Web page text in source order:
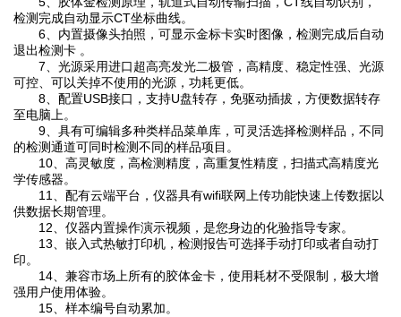
检测完成自动显示CT坐标曲线。
6、内置摄像头拍照，可显示金标卡实时图像，检测完成后自动
退出检测卡 。
7、光源采用进口超高亮发光二极管，高精度、稳定性强、光源
可控、可以关掉不使用的光源，功耗更低。
8、配置USB接口，支持U盘转存，免驱动插拔，方便数据转存
至电脑上。
9、具有可编辑多种类样品菜单库，可灵活选择检测样品，不同
的检测通道可同时检测不同的样品项目。
10、高灵敏度，高检测精度，高重复性精度，扫描式高精度光
学传感器。
11、配有云端平台，仪器具有wifi联网上传功能快速上传数据以
供数据长期管理。
12、仪器内置操作演示视频，是您身边的化验指导专家。
13、嵌入式热敏打印机，检测报告可选择手动打印或者自动打
印。
14、兼容市场上所有的胶体金卡，使用耗材不受限制，极大增
强用户使用体验。
15、样本编号自动累加。